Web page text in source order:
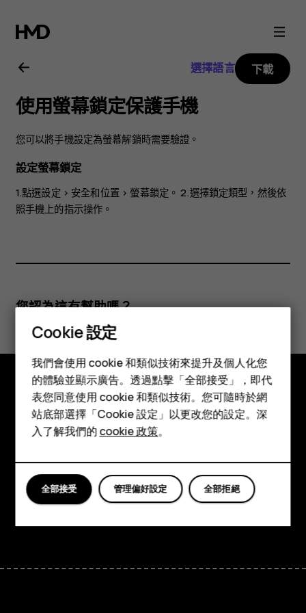
Nokia
2.3
用
戶
指
南
智慧型手機
功能型手機
配件
平板電腦
選擇語言 下載
使用螢幕鎖定保護手機
您可以將手機設定為螢幕解鎖時需要驗證。
設定螢幕鎖定
1.點選設定 > 安全和位置> 螢幕鎖定 。 2.選擇鎖定類型，然後依
照手機上的指示操作。
您認為這有幫助嗎？
是 否
探索
關於
Planet and people
支援
Cookie 設定
我們會使用 cookie 和類似技術來提升及個人化您
的體驗並顯示廣告。透過點擊「全部接受」，即代
表您同意使用 cookie 和類似技術。您可隨時於網
站底部選擇「Cookie 設定」以更改您的設定。深
入了解我們的cookie 政策。
全部拒絕
管理偏好設定
全部接受